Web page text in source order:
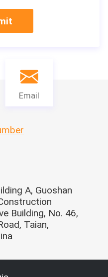
wheel wholesale skid
gekenmerkt door zijn
Email
A, Guoshan
Building, No. 46,
Taian,